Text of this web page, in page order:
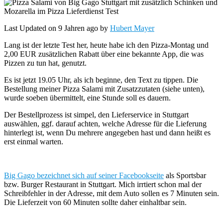
Last Updated on 9 Jahren ago by Hubert Mayer
Lang ist der letzte Test her, heute habe ich den Pizza-Montag und
2,00 EUR zusätzlichen Rabatt über eine bekannte App, die was
Pizzen zu tun hat, genutzt.
Es ist jetzt 19.05 Uhr, als ich beginne, den Text zu tippen. Die
Bestellung meiner Pizza Salami mit Zusatzzutaten (siehe unten),
wurde soeben übermittelt, eine Stunde soll es dauern.
Der Bestellprozess ist simpel, den Lieferservice in Stuttgart
auswählen, ggf. darauf achten, welche Adresse für die Lieferung
hinterlegt ist, wenn Du mehrere angegeben hast und dann heißt es
erst einmal warten.
Big Gago bezeichnet sich auf seiner Facebookseite als Sportsbar
bzw. Burger Restaurant in Stuttgart. Mich irrtiert schon mal der
Schreibfehler in der Adresse, mit dem Auto sollen es 7 Minuten sein.
Die Lieferzeit von 60 Minuten sollte daher einhaltbar sein.